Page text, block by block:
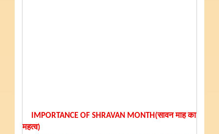
IMPORTANCE OF SHRAVAN MONTH(सावन माह का
महत्व)